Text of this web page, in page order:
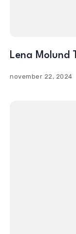
Lena Molund
november 22, 2024